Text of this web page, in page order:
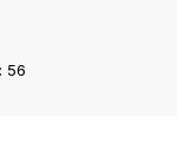
56